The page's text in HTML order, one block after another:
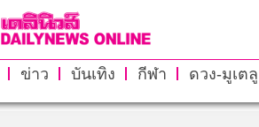
ข่าว บันเทิง กีฬา ดวง-มูเตลู